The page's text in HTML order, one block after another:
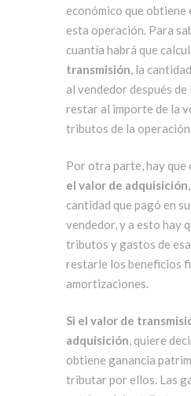
económico que obtiene
esta operación. Para
cuantía habrá que
transmisión, la
al vendedor después
restar al importe de la
tributos de la
Por otra parte, hay que
el valor de adquisición
cantidad que pagó en
vendedor, y a esto hay
tributos y gastos de
restarle los beneficios
amortizaciones.
Si el valor de
adquisición, quiere
obtiene ganancia
tributar por ellos. Las